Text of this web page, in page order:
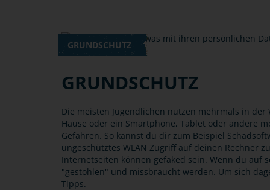
GRUNDSCHUTZ
GRUNDSCHUTZ
Die meisten Jugendlichen nutzen mehrmals in der
Hause oder ein Smartphone, Tablet oder andere
Gefahren. So kannst du dir zum Beispiel
ungeschütztes WLAN Zugriff auf deinen Rechner
Internetseiten können gefaked sein. Wenn du auf
"gestohlen" und missbraucht werden. Um sich
Tipps.